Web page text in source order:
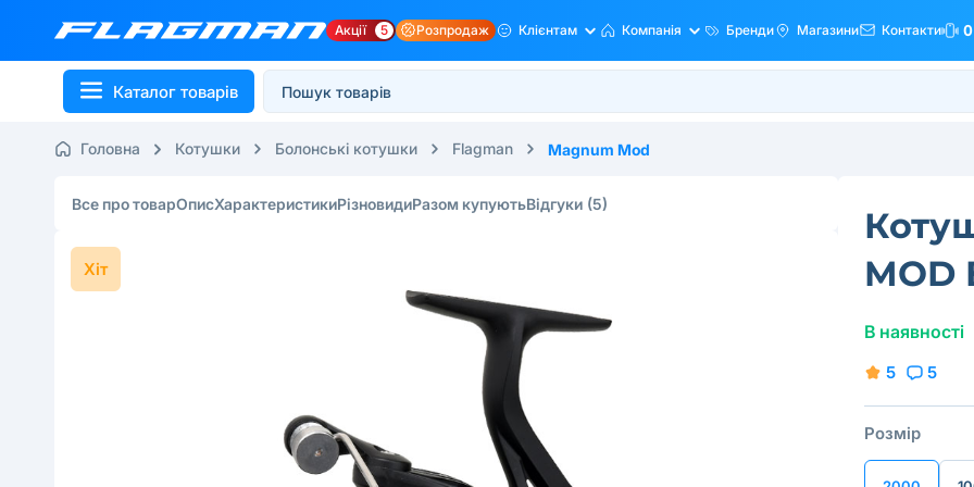
Акції 5 Розпродаж Клієнтам Компанія Бренди Магазини Контакти
Каталог товарів
Головна Котушки Болонські котушки Flagman Magnum Mod
Все про товарОписХарактеристикиРізновидиРазом купуютьВідгуки (5)
Хіт
MOD
В наявності
5 5
Розмір